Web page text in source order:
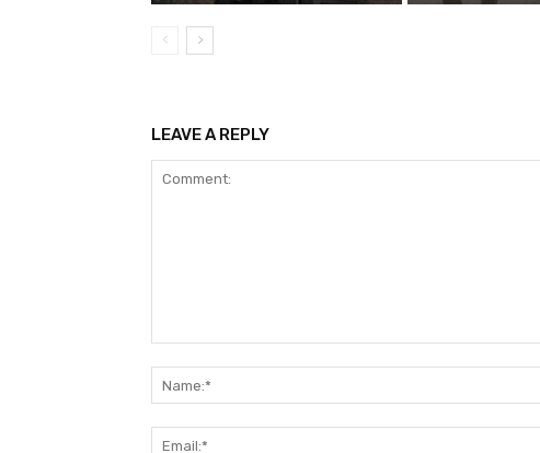
LEAVE A REPLY